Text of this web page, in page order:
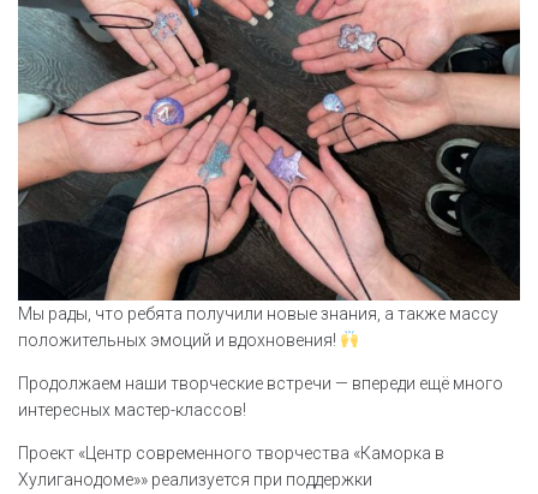
Мы рады, что ребята получили новые знания, а также массу
положительных эмоций и вдохновения!
Продолжаем наши творческие встречи — впереди ещё много
интересных мастер-классов!
Проект «Центр современного творчества «Каморка в
Хулиганодоме»» реализуется при поддержки